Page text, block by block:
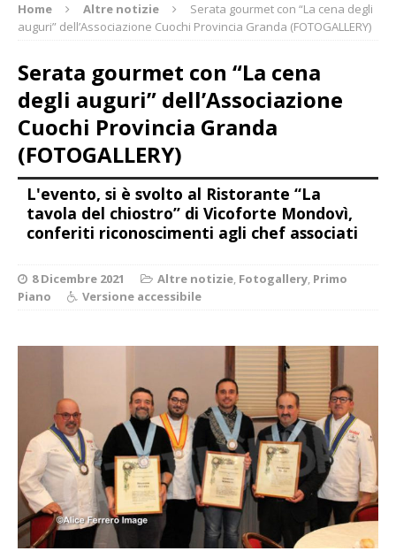
Home Altre notizie
Serata gourmet con “La cena degli
auguri” dell’Associazione Cuochi Provincia Granda (FOTOGALLERY)
Serata gourmet con “La cena
degli auguri” dell’Associazione
Cuochi Provincia Granda
(FOTOGALLERY)
L'evento, si è svolto al Ristorante “La
tavola del chiostro” di Vicoforte Mondovì,
conferiti riconoscimenti agli chef associati
8 Dicembre 2021 Altre notizie, Fotogallery, Primo
Piano
Versione accessibile